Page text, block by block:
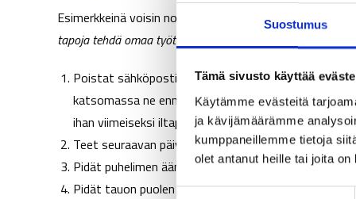
Suostumus
Tämä sivusto käyttää
Käytämme evästeitä
ja kävijämäärämme
kumppaneillemme tietoja
olet antanut heille tai joita
Esimerkkeinä voisin nostaa tähän muutaman hyvän ja
tapoja tehdä omaa työtä
Poistat sähköpostista pushilmoituksen – näin työsi
katsomassa ne ennalta tehdyn suunnitelman
ihan viimeiseksi iltapäivällä, jos haluat pitää
Teet seuraavan päivän työlista edellisenä
Pidät puhelimen äänettömällä ja poissa
Pidät tauon puolen tunnin välein – aseta vaikka